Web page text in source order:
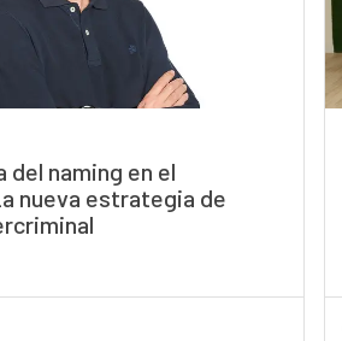
naming en el
nueva estrategia de